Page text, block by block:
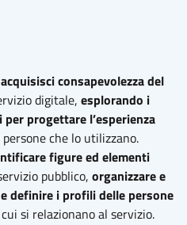
acquisisci consapevolezza del
digitale, esplorando i
progettare l’esperienza
che lo utilizzano.
figure ed elementi
pubblico, organizzare e
definire i profili delle persone
si relazionano al servizio.